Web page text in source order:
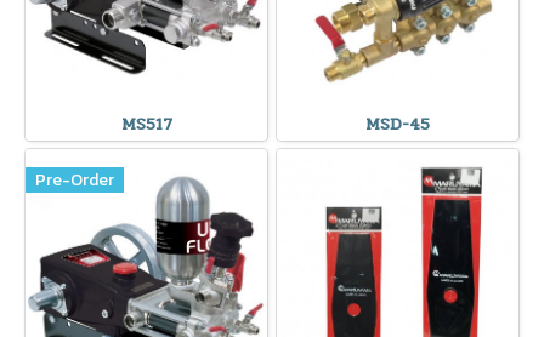
MS517 MSD-45
Pre-Order